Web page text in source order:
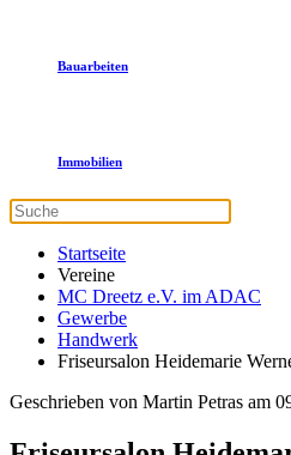
Bauarbeiten
Immobilien
Startseite
Vereine
MC Dreetz e.V. im ADAC
Gewerbe
Handwerk
Friseursalon Heidemarie
Geschrieben von Martin Petras am